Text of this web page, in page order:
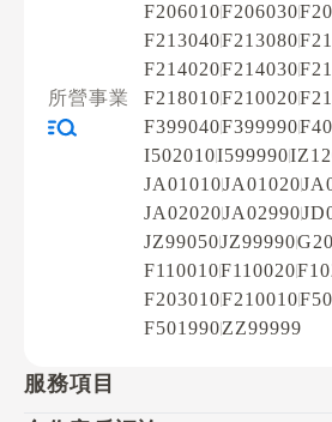
所營事業
F206010F206030
F213040F213080
F214020F214030
F218010F210020
F399040F399990
I502010I599990
JA01010JA01020
JA02020JA02990
JZ99050JZ99990
F110010F110020
F203010F210010
F501990ZZ99999
服務項目